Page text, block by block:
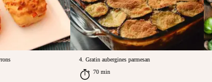
4. Gratin aubergines parmesan
70 min